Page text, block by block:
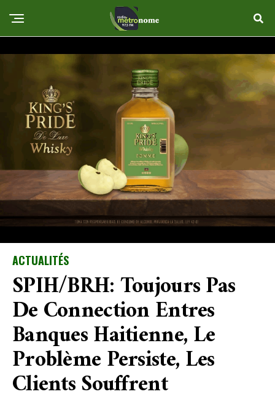
ACTUALITÉS
SPIH/BRH: Toujours Pas
De Connection Entres
Banques Haitienne, Le
Problème Persiste, Les
Clients Souffrent